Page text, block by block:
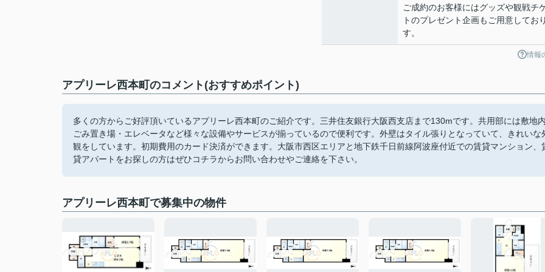
ご成約のお客様にはグッズや観戦チ
トのプレゼント企画もご用意してお
す。
情報
アプリーレ西本町のコメント(おすすめポイント)
多くの方からご好評頂いているアプリーレ西本町のご紹介です。三井住友銀行大阪西支店まで130mです。共用部には敷地内
ごみ置き場・エレベータなど様々な設備やサービスが揃っているので便利です。外壁はタイル張りとなっていて、きれいな
観をしています。初期費用のカード決済ができます。大阪市西区エリアと地下鉄千日前線阿波座付近での賃貸マンション、
貸アパートをお探しの方はぜひコチラからお問い合わせやご連絡を下さい。
アプリーレ西本町で募集中の物件